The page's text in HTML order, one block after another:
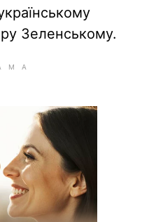
Зеленському.